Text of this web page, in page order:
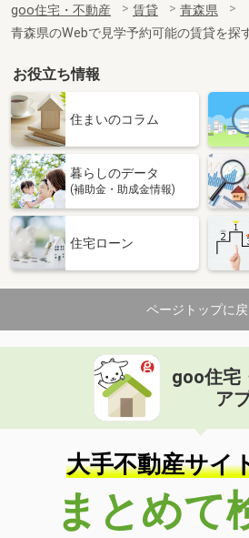
専有面積
19.44m²
間取り
1K
青森県八戸市根城１
価 格
4.60万円
青森県八戸市
専有面積 26.08m²
間取り
青森県弘前市大字田園４丁目
住 所
青森県弘前市
専有面積 50.8m²
間取り
1LDK
青森県八戸市大字湊町字下条
価 格
住 所
青森県八戸市
専有面積 35.55m²
間取り
1LDK
青森県弘前市大字早稲田３
価 格
4.60万円
goo住宅・不動産 賃貸
青森県
青森県のWebで見学予約可能の賃貸を探
お役立ち情報
住まいのコラム
暮らしのデータ
(補助金・助成金情報)
住宅ローン
ページトップに戻
goo住宅
ア
大手不動産サイ
まとめて